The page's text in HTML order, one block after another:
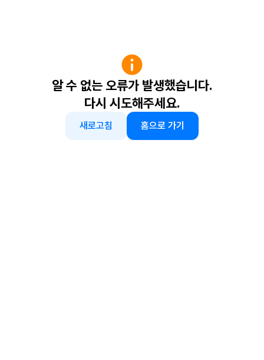
알 수 없는 오류가 발생했습니다.
다시 시도해주세요.
새로고침 홈으로 가기